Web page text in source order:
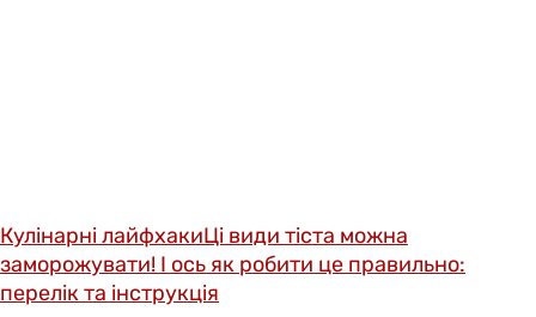
Кулінарні лайфхакиЦі види тіста можна
заморожувати! І ось як робити це правильно:
перелік та інструкція